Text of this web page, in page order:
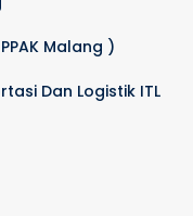
Malang )
Dan Logistik ITL